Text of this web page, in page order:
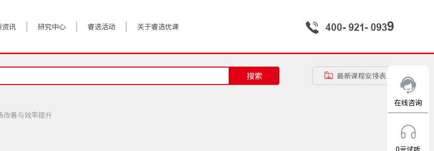
资讯
实践
高管
研究中心
BestHR研究院
研究报告
睿选活动
活动预告
往期回顾
关于睿选优课
关于我们
加入我们
在线咨询
0元试听
搜索 最新课程安排表
改善与效率提升